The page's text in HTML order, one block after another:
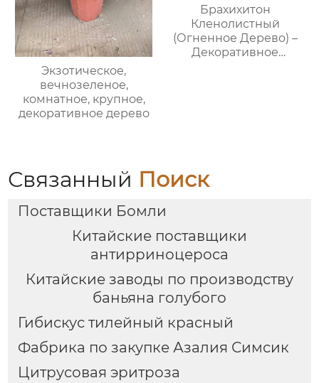
Экзотическое,
вечнозеленое,
комнатное, крупное,
декоративное дерево
Брахихитон
Кленолистный
(Огненное Дерево) –
Декоративное
Связанный Поиск
Поставщики Бомли
Китайские поставщики
антирриноцероса
Китайские заводы по производству
баньяна голубого
Гибискус тилейный красный
Фабрика по закупке Азалия Симсик
Цитрусовая эритроза